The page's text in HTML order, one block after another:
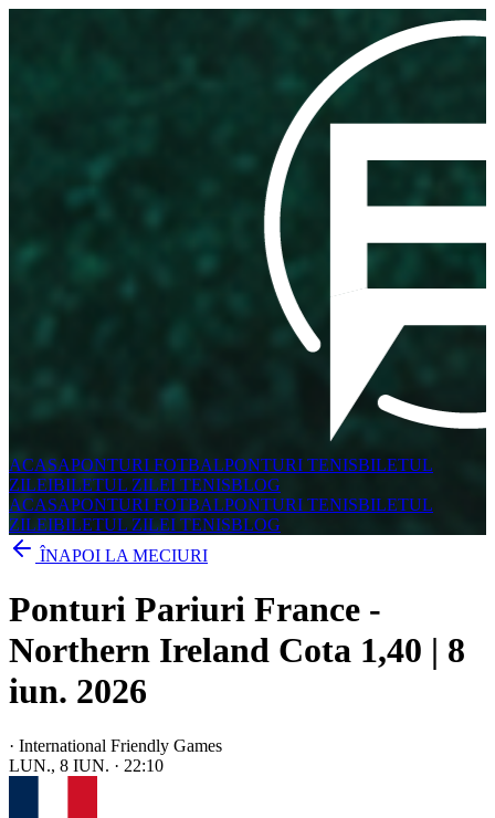
ACASAPONTURI FOTBALPONTURI TENISBILETUL
ZILEIBILETUL ZILEI TENISBLOG
ACASAPONTURI FOTBALPONTURI TENISBILETUL
ZILEIBILETUL ZILEI TENISBLOG
ÎNAPOI LA MECIURI
Ponturi Pariuri France -
Northern Ireland Cota 1,40 | 8
iun. 2026
· International Friendly Games
LUN., 8 IUN. · 22:10